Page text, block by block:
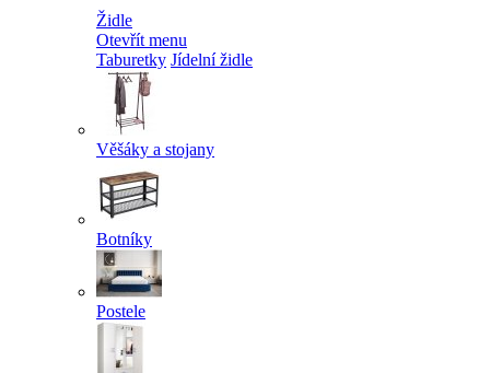
Židle
Otevřít menu
Taburetky Jídelní židle
Věšáky a stojany
Botníky
Postele